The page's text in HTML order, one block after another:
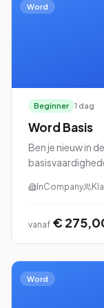
Word
Beginner 1 dag
Word Basis
Ben je nieuw in
InCompany
vanaf €
Word